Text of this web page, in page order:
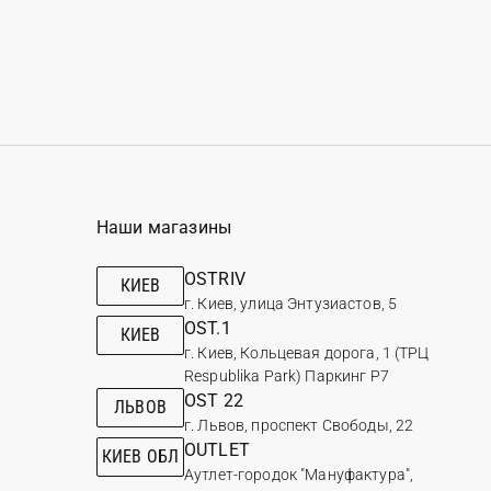
Наши магазины
КИЕВ OSTRIV
г. Киев, улица Энтузиастов, 5
КИЕВ OST.1
г. Киев, Кольцевая дорога, 1 (ТРЦ
Respublika Park) Паркинг Р7
ЛЬВОВ OST 22
г. Львов, проспект Свободы, 22
КИЕВ ОБЛ OUTLET
Аутлет-городок "Мануфактура",